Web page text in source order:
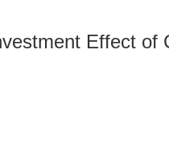
Effect